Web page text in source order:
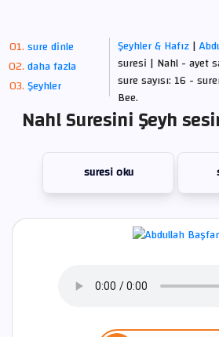
sure dinle
daha fazla
Şeyhler
Şeyhler & Hafız|
suresi | Nahl - ayet
sure sayısı: 16 -
Bee.
Nahl Suresini Şeyh
suresi oku